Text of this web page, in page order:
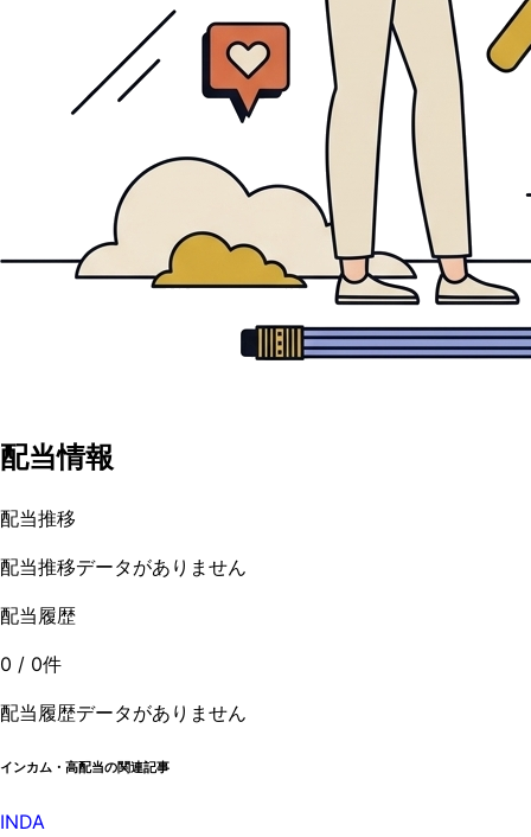
配当情報
配当推移
配当推移データがありません
配当履歴
0 / 0件
配当履歴データがありません
インカム・高配当の関連記事
INDA